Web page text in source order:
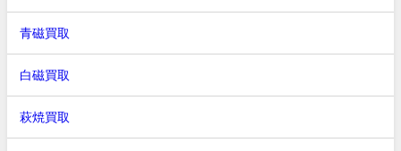
青磁買取
白磁買取
萩焼買取